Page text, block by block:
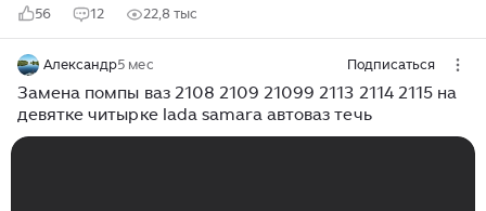
56 12 22,8 тыс
Александр5 мес Подписаться
Замена помпы ваз 2108 2109 21099 2113 2114 2115 на
девятке читырке lada samara автоваз течь